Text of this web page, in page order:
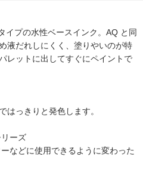
イプの水性ベースインク。AQ と同
液だれしにくく、塗りやいのが特
レットに出してすぐにペイントで
はっきりと発色します。
ーズ
などに使用できるように変わった